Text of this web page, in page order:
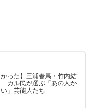
かった】三浦春馬・竹内結
ガル民が選ぶ「あの人が
」芸能人たち